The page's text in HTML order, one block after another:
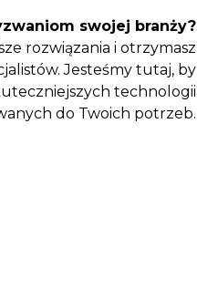
swojej branży?
rozwiązania i otrzymasz
Jesteśmy tutaj, by
technologii
do Twoich potrzeb.